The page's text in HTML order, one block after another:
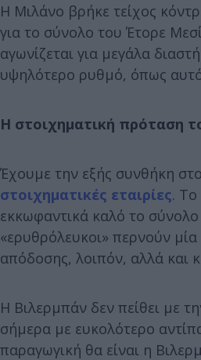
Η Μιλάνο βρήκε τείχος
για το σύνολο του Έτορε
αγωνίζεται για μεγάλα
υψηλότερο ρυθμό, όπως
Η στοιχηματική πρόταση
Έχουμε την εξής συνθήκη
στοιχηματικές εταιρίες. Το
εκκωφαντικά καλό το
«ερυθρόλευκοι» περνούν
απόδοσης, λοιπόν, αλλά και
Η Βιλερμπάν δεν πείθει με
σήμερα με ευκολότερο
παραγωγική θα είναι η